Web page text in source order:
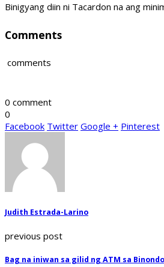
Binigyang diin ni Tacardon na ang
Comments
comments
0 comment
0
Facebook Twitter Google + Pinterest
Judith Estrada-Larino
previous post
Bag na iniwan sa gilid ng ATM sa